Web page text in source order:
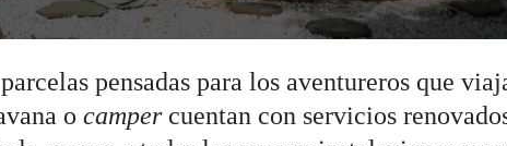
pensadas para los aventureros que
ocampercuentan con servicios